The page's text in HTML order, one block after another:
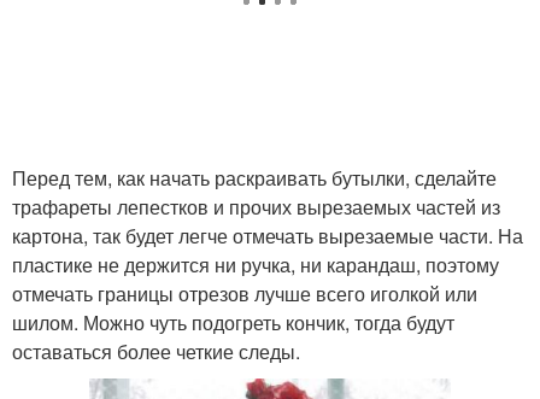
Перед тем, как начать раскраивать бутылки, сделайте
трафареты лепестков и прочих вырезаемых частей из
картона, так будет легче отмечать вырезаемые части. На
пластике не держится ни ручка, ни карандаш, поэтому
отмечать границы отрезов лучше всего иголкой или
шилом. Можно чуть подогреть кончик, тогда будут
оставаться более четкие следы.